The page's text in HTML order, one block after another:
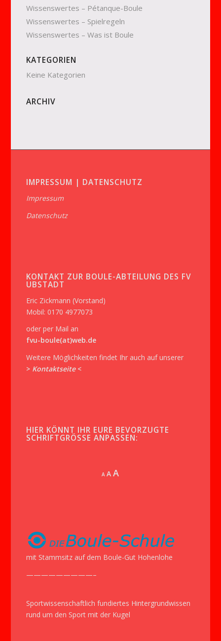
Wissenswertes – Pétanque-Boule
Wissenswertes – Spielregeln
Wissenswertes – Was ist Boule
KATEGORIEN
Keine Kategorien
ARCHIV
IMPRESSUM | DATENSCHUTZ
Impressum
Datenschutz
KONTAKT ZUR BOULE-ABTEILUNG DES FV
UBSTADT
Eric Zickmann (Vorstand)
Mobil: 0170 4977073
oder per Mail an
fvu-boule(at)web.de
Weitere Möglichkeiten findet Ihr auch auf unserer
> Kontaktseite <
HIER KÖNNT IHR EURE BEVORZUGTE
SCHRIFTGRÖSSE ANPASSEN:
A Decrease
AReset
AIncrease
mit Stammsitz auf dem Boule-Gut Hohenlohe
—————————–
Sportwissenschaftlich fundiertes Hintergrundwissen
rund um den Sport mit der Kugel